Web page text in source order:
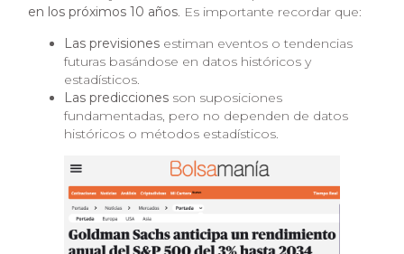
en los próximos 10 años. Es importante recordar que:
Las previsiones estiman eventos o tendencias
futuras basándose en datos históricos y
estadísticos.
Las predicciones son suposiciones
fundamentadas, pero no dependen de datos
históricos o métodos estadísticos.